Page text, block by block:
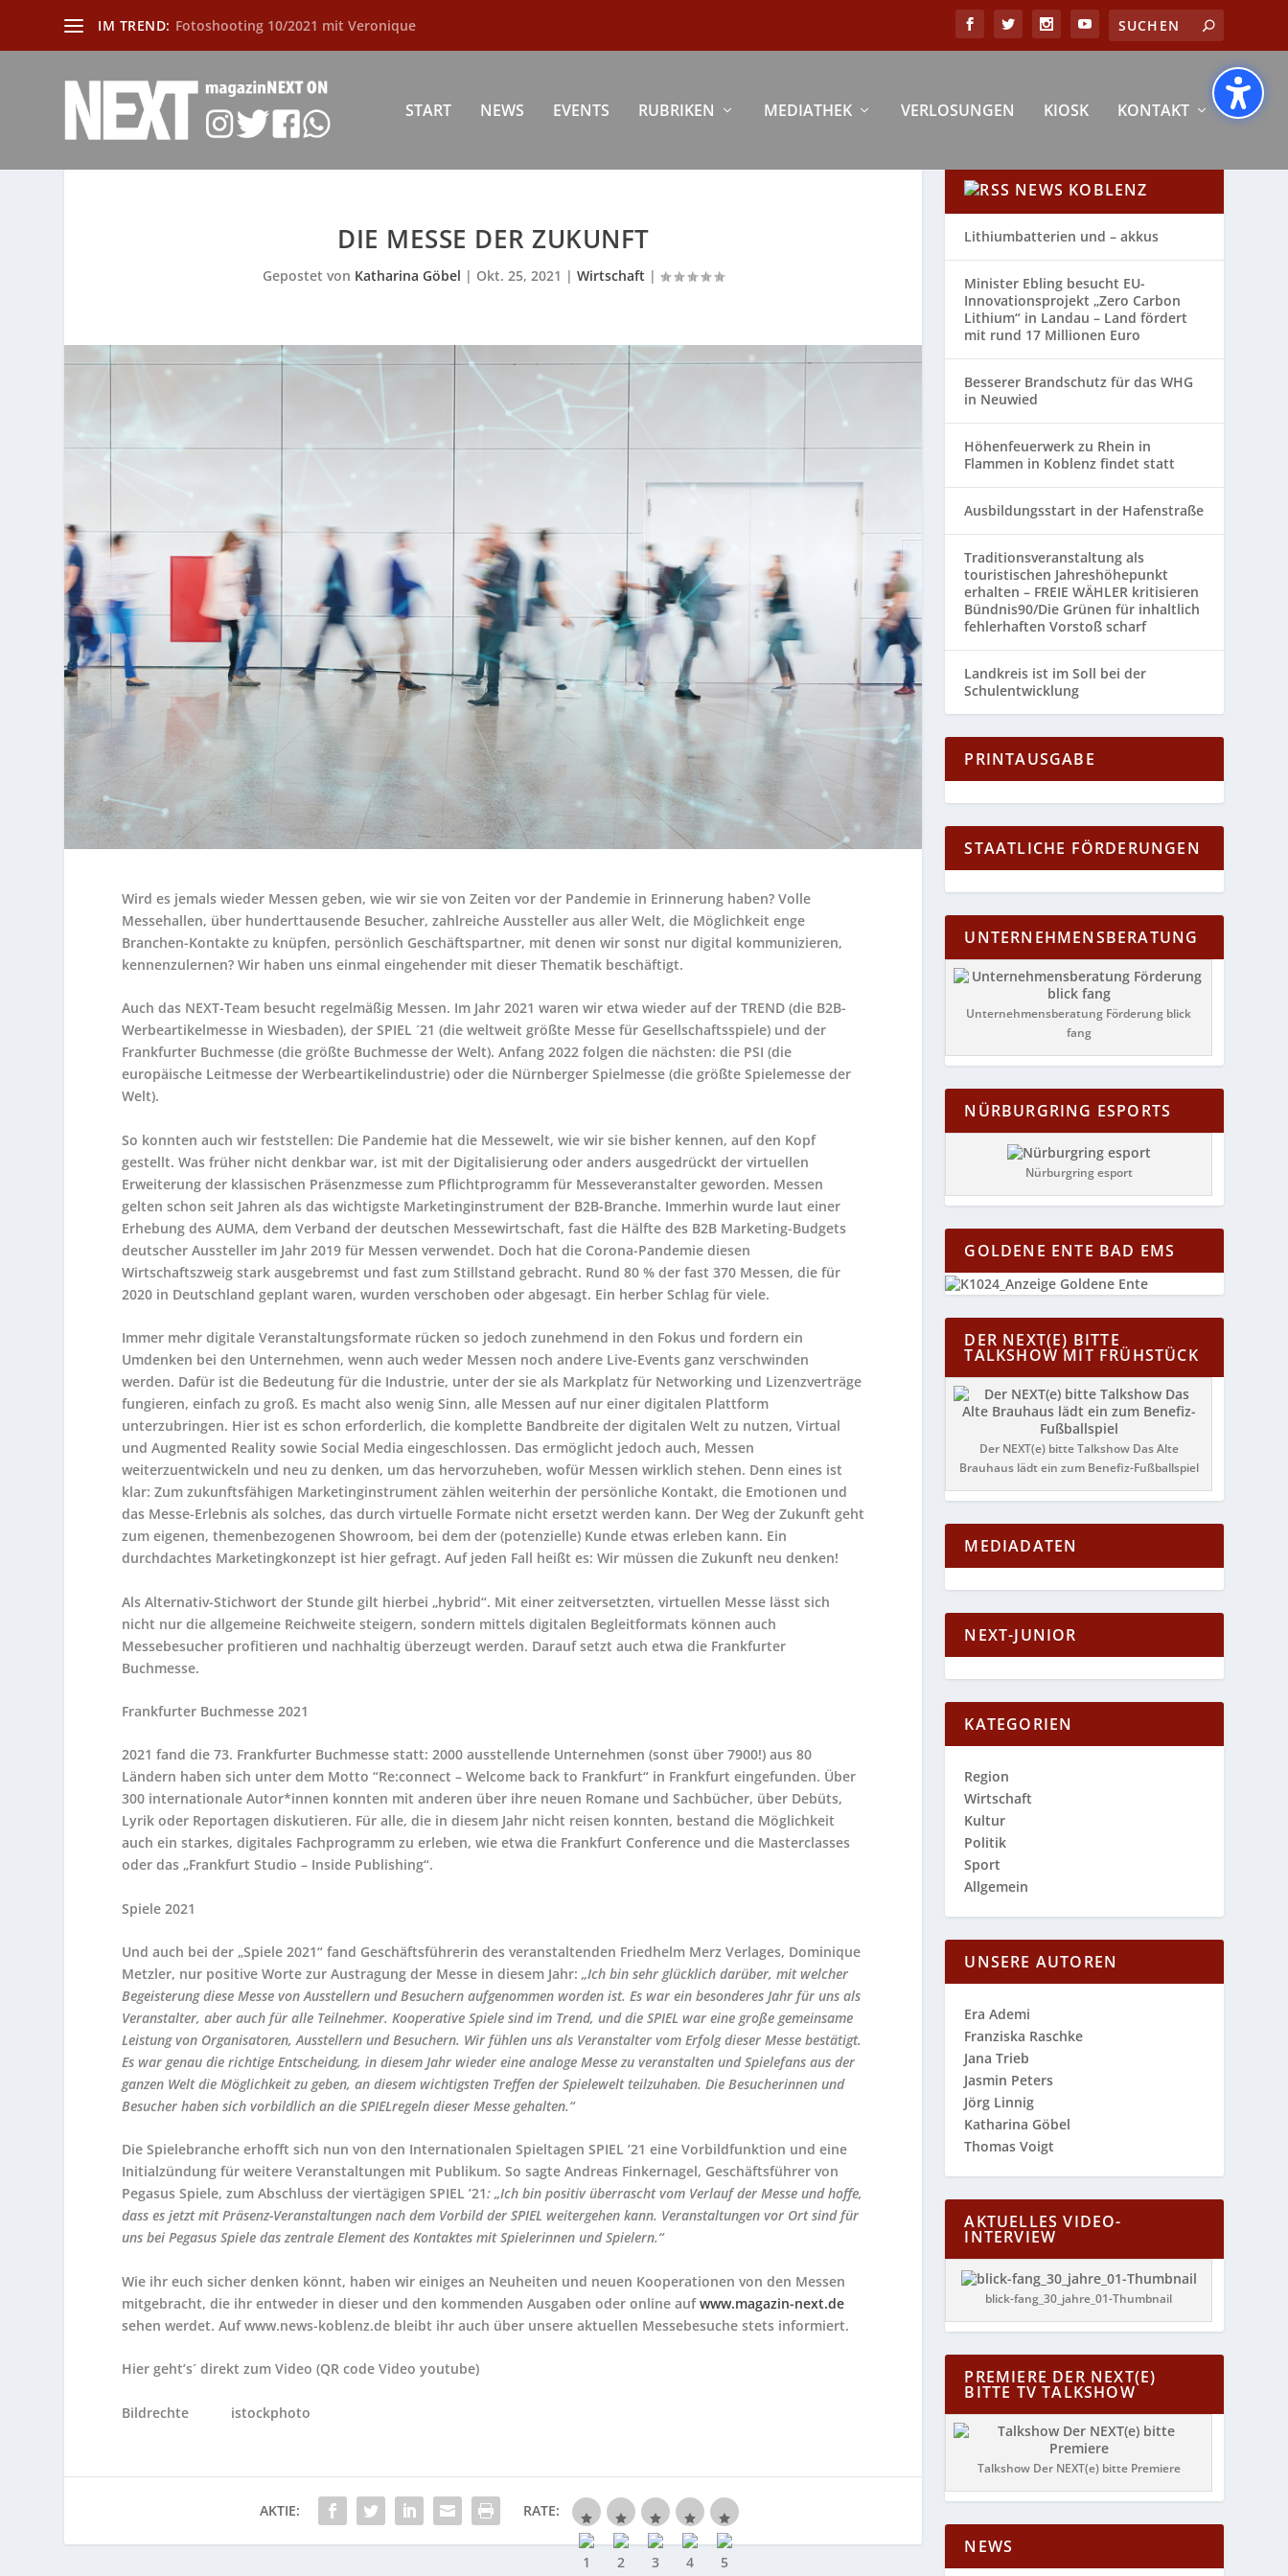
IM TREND: Fotoshooting 10/2021 mit Veronique
START NEWS EVENTS RUBRIKEN MEDIATHEK VERLOSUNGEN KIOSK KONTAKT
DIE MESSE DER ZUKUNFT
Gepostet von Katharina Göbel | Okt. 25, 2021 |Wirtschaft |
Wird es jemals wieder Messen geben, wie wir sie von Zeiten vor der Pandemie in Erinnerung haben? Volle
Messehallen, über hunderttausende Besucher, zahlreiche Aussteller aus aller Welt, die Möglichkeit enge
Branchen-Kontakte zu knüpfen, persönlich Geschäftspartner, mit denen wir sonst nur digital kommunizieren,
kennenzulernen? Wir haben uns einmal eingehender mit dieser Thematik beschäftigt.
Auch das NEXT-Team besucht regelmäßig Messen. Im Jahr 2021 waren wir etwa wieder auf der TREND (die B2B-
Werbeartikelmesse in Wiesbaden), der SPIEL ´21 (die weltweit größte Messe für Gesellschaftsspiele) und der
Frankfurter Buchmesse (die größte Buchmesse der Welt). Anfang 2022 folgen die nächsten: die PSI (die
europäische Leitmesse der Werbeartikelindustrie) oder die Nürnberger Spielmesse (die größte Spielemesse der
Welt).
So konnten auch wir feststellen: Die Pandemie hat die Messewelt, wie wir sie bisher kennen, auf den Kopf
gestellt. Was früher nicht denkbar war, ist mit der Digitalisierung oder anders ausgedrückt der virtuellen
Erweiterung der klassischen Präsenzmesse zum Pflichtprogramm für Messeveranstalter geworden. Messen
gelten schon seit Jahren als das wichtigste Marketinginstrument der B2B-Branche. Immerhin wurde laut einer
Erhebung des AUMA, dem Verband der deutschen Messewirtschaft, fast die Hälfte des B2B Marketing-Budgets
deutscher Aussteller im Jahr 2019 für Messen verwendet. Doch hat die Corona-Pandemie diesen
Wirtschaftszweig stark ausgebremst und fast zum Stillstand gebracht. Rund 80 % der fast 370 Messen, die für
2020 in Deutschland geplant waren, wurden verschoben oder abgesagt. Ein herber Schlag für viele.
Immer mehr digitale Veranstaltungsformate rücken so jedoch zunehmend in den Fokus und fordern ein
Umdenken bei den Unternehmen, wenn auch weder Messen noch andere Live-Events ganz verschwinden
werden. Dafür ist die Bedeutung für die Industrie, unter der sie als Markplatz für Networking und Lizenzverträge
fungieren, einfach zu groß. Es macht also wenig Sinn, alle Messen auf nur einer digitalen Plattform
unterzubringen. Hier ist es schon erforderlich, die komplette Bandbreite der digitalen Welt zu nutzen, Virtual
und Augmented Reality sowie Social Media eingeschlossen. Das ermöglicht jedoch auch, Messen
weiterzuentwickeln und neu zu denken, um das hervorzuheben, wofür Messen wirklich stehen. Denn eines ist
klar: Zum zukunftsfähigen Marketinginstrument zählen weiterhin der persönliche Kontakt, die Emotionen und
das Messe-Erlebnis als solches, das durch virtuelle Formate nicht ersetzt werden kann. Der Weg der Zukunft geht
zum eigenen, themenbezogenen Showroom, bei dem der (potenzielle) Kunde etwas erleben kann. Ein
durchdachtes Marketingkonzept ist hier gefragt. Auf jeden Fall heißt es: Wir müssen die Zukunft neu denken!
Als Alternativ-Stichwort der Stunde gilt hierbei „hybrid“. Mit einer zeitversetzten, virtuellen Messe lässt sich
nicht nur die allgemeine Reichweite steigern, sondern mittels digitalen Begleitformats können auch
Messebesucher profitieren und nachhaltig überzeugt werden. Darauf setzt auch etwa die Frankfurter
Buchmesse.
Frankfurter Buchmesse 2021
2021 fand die 73. Frankfurter Buchmesse statt: 2000 ausstellende Unternehmen (sonst über 7900!) aus 80
Ländern haben sich unter dem Motto “Re:connect – Welcome back to Frankfurt“ in Frankfurt eingefunden. Über
300 internationale Autor*innen konnten mit anderen über ihre neuen Romane und Sachbücher, über Debüts,
Lyrik oder Reportagen diskutieren. Für alle, die in diesem Jahr nicht reisen konnten, bestand die Möglichkeit
auch ein starkes, digitales Fachprogramm zu erleben, wie etwa die Frankfurt Conference und die Masterclasses
oder das „Frankfurt Studio – Inside Publishing“.
Spiele 2021
Und auch bei der „Spiele 2021“ fand Geschäftsführerin des veranstaltenden Friedhelm Merz Verlages, Dominique
Metzler, nur positive Worte zur Austragung der Messe in diesem Jahr:„Ich bin sehr glücklich darüber, mit welcher
Begeisterung diese Messe von Ausstellern und Besuchern aufgenommen worden ist. Es war ein besonderes Jahr für uns als
Veranstalter, aber auch für alle Teilnehmer. Kooperative Spiele sind im Trend, und die SPIEL war eine große gemeinsame
Leistung von Organisatoren, Ausstellern und Besuchern. Wir fühlen uns als Veranstalter vom Erfolg dieser Messe bestätigt.
Es war genau die richtige Entscheidung, in diesem Jahr wieder eine analoge Messe zu veranstalten und Spielefans aus der
ganzen Welt die Möglichkeit zu geben, an diesem wichtigsten Treffen der Spielewelt teilzuhaben. Die Besucherinnen und
Besucher haben sich vorbildlich an die SPIELregeln dieser Messe gehalten.“
Die Spielebranche erhofft sich nun von den Internationalen Spieltagen SPIEL ’21 eine Vorbildfunktion und eine
Initialzündung für weitere Veranstaltungen mit Publikum. So sagte Andreas Finkernagel, Geschäftsführer von
Pegasus Spiele, zum Abschluss der viertägigen SPIEL ’21: „Ich bin positiv überrascht vom Verlauf der Messe und hoffe,
dass es jetzt mit Präsenz-Veranstaltungen nach dem Vorbild der SPIEL weitergehen kann. Veranstaltungen vor Ort sind für
uns bei Pegasus Spiele das zentrale Element des Kontaktes mit Spielerinnen und Spielern.“
Wie ihr euch sicher denken könnt, haben wir einiges an Neuheiten und neuen Kooperationen von den Messen
mitgebracht, die ihr entweder in dieser und den kommenden Ausgaben oder online aufwww.magazin-next.de
sehen werdet. Auf www.news-koblenz.de bleibt ihr auch über unsere aktuellen Messebesuche stets informiert.
Hier geht’s´ direkt zum Video (QR code Video youtube)
Bildrechte istockphoto
AKTIE: RATE:
NEWS KOBLENZ
Lithiumbatterien und – akkus
Minister Ebling besucht EU-
Innovationsprojekt „Zero Carbon
Lithium“ in Landau – Land fördert
mit rund 17 Millionen Euro
Besserer Brandschutz für das WHG
in Neuwied
Höhenfeuerwerk zu Rhein in
Flammen in Koblenz findet statt
Ausbildungsstart in der Hafenstraße
Traditionsveranstaltung als
touristischen Jahreshöhepunkt
erhalten – FREIE WÄHLER kritisieren
Bündnis90/Die Grünen für inhaltlich
fehlerhaften Vorstoß scharf
Landkreis ist im Soll bei der
Schulentwicklung
PRINTAUSGABE
STAATLICHE FÖRDERUNGEN
UNTERNEHMENSBERATUNG
Unternehmensberatung Förderung blick
fang
NÜRBURGRING ESPORTS
Nürburgring esport
GOLDENE ENTE BAD EMS
DER NEXT(E) BITTE
TALKSHOW MIT FRÜHSTÜCK
Der NEXT(e) bitte Talkshow Das Alte
Brauhaus lädt ein zum Benefiz-Fußballspiel
MEDIADATEN
NEXT-JUNIOR
KATEGORIEN
Region
Wirtschaft
Kultur
Politik
Sport
Allgemein
UNSERE AUTOREN
Era Ademi
Franziska Raschke
Jana Trieb
Jasmin Peters
Jörg Linnig
Katharina Göbel
Thomas Voigt
AKTUELLES VIDEO-
INTERVIEW
blick-fang_30_jahre_01-Thumbnail
PREMIERE DER NEXT(E)
BITTE TV TALKSHOW
Talkshow Der NEXT(e) bitte Premiere
NEWS